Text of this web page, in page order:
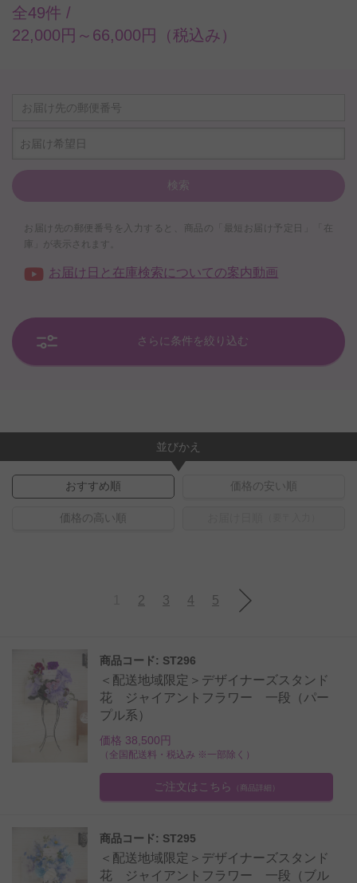
全49件 /
22,000円～66,000円（税込み）
お届け希望日
検索
お届け先の郵便番号を入力すると、商品の「最短お届け予定日」「在
庫」が表示されます。
お届け日と在庫検索についての案内動画
さらに条件を絞り込む
並びかえ
おすすめ順 価格の安い順
価格の高い順
2 3 4 5
商品コード: ST296
＜配送地域限定＞デザイナーズスタンド
花 ジャイアントフラワー 一段（パー
プル系）
価格 38,500円
（全国配送料・税込み ※一部除く）
ご注文はこちら （商品詳細）
商品コード: ST295
＜配送地域限定＞デザイナーズスタンド
花 ジャイアントフラワー 一段（ブル